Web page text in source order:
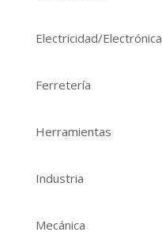
Electricidad/Electrónica
Ferretería
Herramientas
Industria
Mecánica